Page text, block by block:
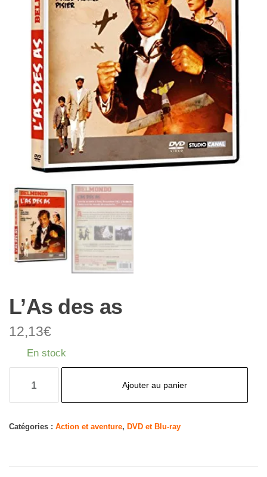
L’As des as
12,13€
En stock
des
Ajouter au panier
Catégories : Action et aventure, DVD et Blu-ray